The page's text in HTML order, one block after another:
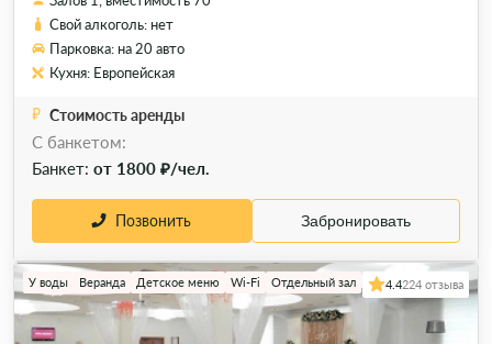
Свой алкоголь: нет
Парковка: на 20 авто
Кухня: Европейская
Стоимость аренды
C банкетом:
Банкет: от 1800 ₽/чел.
Позвонить Забронировать
У воды Веранда Детское меню Wi-Fi Отдельный зал 4.4224 отзыва